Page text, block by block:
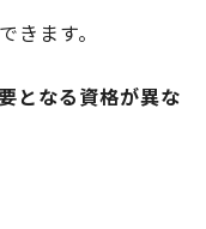
きます。
となる資格が異な